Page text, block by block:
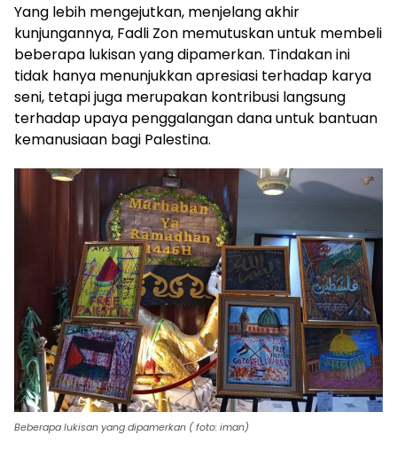
Yang lebih mengejutkan, menjelang akhir
kunjungannya, Fadli Zon memutuskan untuk membeli
beberapa lukisan yang dipamerkan. Tindakan ini
tidak hanya menunjukkan apresiasi terhadap karya
seni, tetapi juga merupakan kontribusi langsung
terhadap upaya penggalangan dana untuk bantuan
kemanusiaan bagi Palestina.
Beberapa lukisan yang dipamerkan ( foto: iman)